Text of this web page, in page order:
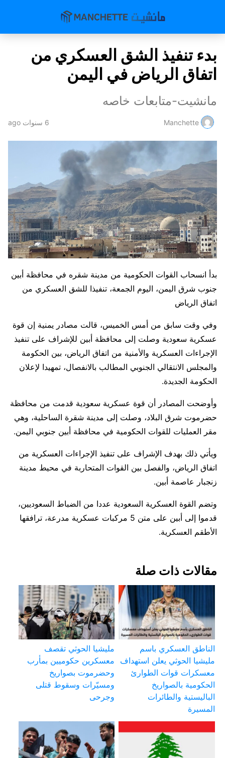
بدء تنفيذ الشق العسكري من
اتفاق الرياض في اليمن
مانشيت-متابعات خاصه
Manchette 6 سنوات ago
بدأ انسحاب القوات الحكومية من مدينة شقره في محافظة أبين
جنوب شرق اليمن، اليوم الجمعة، تنفيذا للشق العسكري من
اتفاق الرياض
وفي وقت سابق من أمس الخميس، قالت مصادر يمنية إن قوة
عسكرية سعودية وصلت إلى محافظة أبين للإشراف على تنفيذ
الإجراءات العسكرية والأمنية من اتفاق الرياض، بين الحكومة
والمجلس الانتقالي الجنوبي المطالب بالانفصال، تمهيدا لإعلان
الحكومة الجديدة.
وأوضحت المصادر أن قوة عسكرية سعودية قدمت من محافظة
حضرموت شرق البلاد، وصلت إلى مدينة شقرة الساحلية، وهي
مقر العمليات للقوات الحكومية في محافظة أبين جنوبي اليمن.
ويأتي ذلك بهدف الإشراف على تنفيذ الإجراءات العسكرية من
اتفاق الرياض، والفصل بين القوات المتحاربة في محيط مدينة
زنجبار عاصمة أبين.
وتضم القوة العسكرية السعودية عددا من الضباط السعوديين،
قدموا إلى أبين على متن 5 مركبات عسكرية مدرعة، ترافقها
الأطقم العسكرية.
مقالات ذات صلة
الناطق العسكري باسم
مليشيا الحوثي يعلن استهداف
معسكرات قوات الطوارئ
الحكومية بالصواريخ
الباليستية والطائرات
المسيرة
مليشيا الحوثي تقصف
معسكرين حكوميين بمأرب
وحضرموت بصواريخ
ومسيّرات وسقوط قتلى
وجرحى